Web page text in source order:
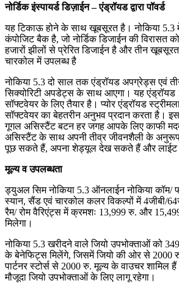
नोर्डिक इंस्पायर्ड डिज़ाईन – एंड्रॉयड द्वारा पॉवर्ड
यह टिकाऊ होने के साथ खूबसूरत है। नोकिया 5.3
कंपोजिट बैक है, जो नोर्डिक डिजाईन की विरासत
हजारों झीलों से प्रेरित डिजाईन है और तीन
चारकोल में उपलब्ध है
नोकिया 5.3 दो साल तक एंड्रॉयड अपग्रेड्स एवं
सिक्योरिटी अपडेट्स के साथ आएगा। यह
सॉफ्टवेयर के लिए तैयार है। प्योर एंड्रॉयड
सॉफ्टवेयर का बेहतरीन अनुभव प्रदान करता है।
गूगल असिस्टैंट बटन हर जगह आपके लिए काफी
असिस्टैंट के साथ अपनी तीव्र जीवनशैली के
पूछ सकते हैं, अपना शेड्यूल देख सकते हैं और लाईट
मूल्य व उपलब्धता
ड्युअल सिम नोकिया 5.3 ऑनलाईन नोकिया
स्यान, सैंड एवं चारकोल कलर विकल्पों में 4जीबी/
रैम/ रोम वैरिएंट्स में क्रमशः 13,999 रु. और
मिलेगा।
नोकिया 5.3 खरीदने वाले जियो उपभोक्ताओं को
के बेनेफिट्स मिलेंगे, जिसमें जियो की ओर से
पार्टनर स्टोर्स से 2000 रु. मूल्य के वाउचर
मौजूदा जियो उपभोक्ताओं के लिए लागू रहेगा।